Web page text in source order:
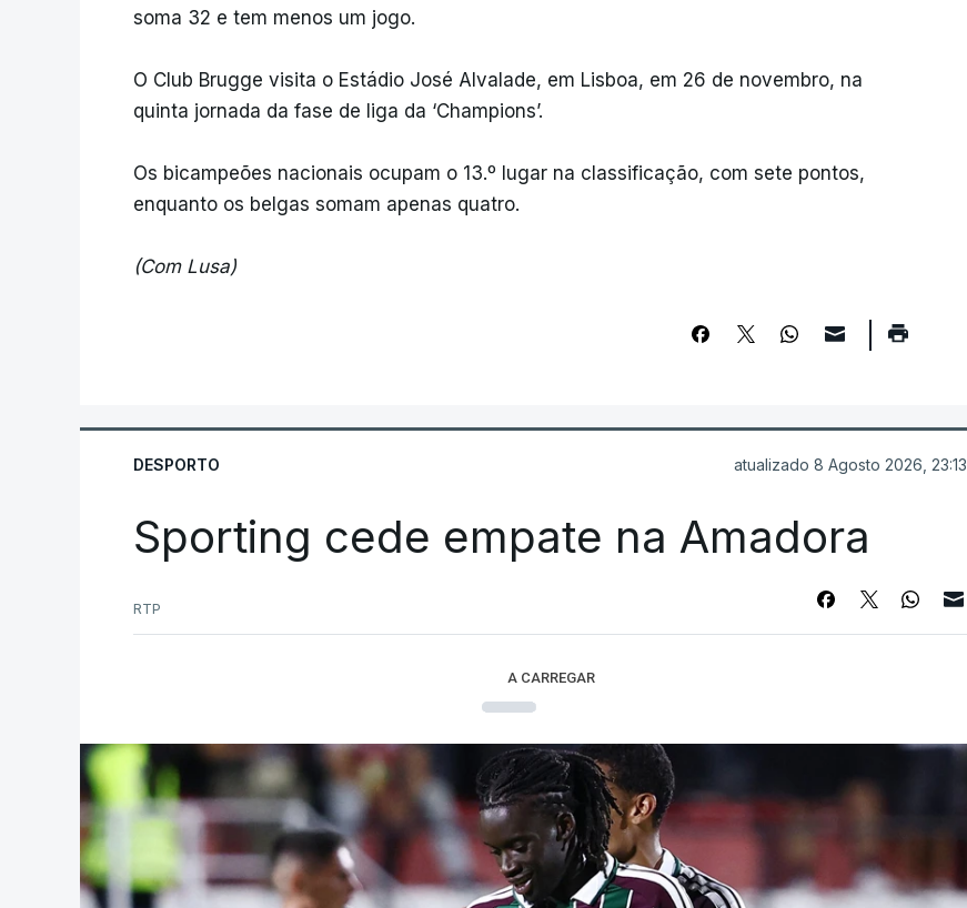
soma 32 e tem menos um jogo.
O Club Brugge visita o Estádio José Alvalade, em Lisboa, em 26 de novembro, na
quinta jornada da fase de liga da ‘Champions’.
Os bicampeões nacionais ocupam o 13.º lugar na classificação, com sete pontos,
enquanto os belgas somam apenas quatro.
(Com Lusa)
DESPORTO atualizado 8 Agosto 2026, 23:13
Sporting cede empate na Amadora
RTP
A CARREGAR